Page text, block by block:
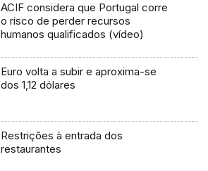
ACIF considera que Portugal corre
o risco de perder recursos
humanos qualificados (vídeo)
Euro volta a subir e aproxima-se
dos 1,12 dólares
Restrições à entrada dos
restaurantes